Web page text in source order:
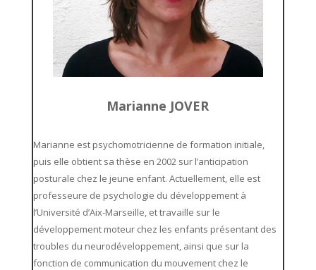
Marianne JOVER
Marianne est psychomotricienne de formation initiale,
puis elle obtient sa thèse en 2002 sur l’anticipation
posturale chez le jeune enfant. Actuellement, elle est
professeure de psychologie du développement à
l’Université d’Aix-Marseille, et travaille sur le
développement moteur chez les enfants présentant des
troubles du neurodéveloppement, ainsi que sur la
fonction de communication du mouvement chez le